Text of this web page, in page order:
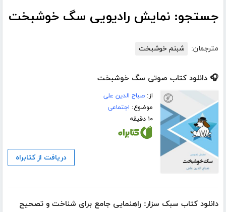
جستجو: نمایش رادیویی سگ خوشبخت
مترجمان: شبنم خوشبخت
🎧 دانلود کتاب صوتی سگ خوشبخت
از:صباح الدین علی
موضوع: اجتماعی
۱۰ دقیقه
دریافت از کتابراه
دانلود کتاب سبک سزار: راهنمایی جامع برای شناخت و تصحیح